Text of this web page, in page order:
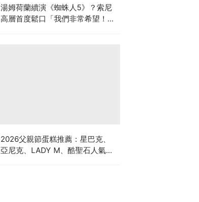
湯姆荷蘭續演《蜘蛛人5》？索尼
高層首度鬆口「我們非常希望！」
2026父親節蛋糕推薦：星巴克、
亞尼克、LADY M、酷聖石人氣特